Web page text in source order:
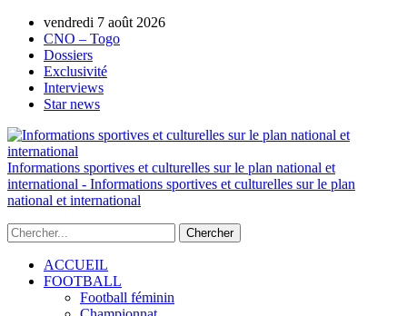
vendredi 7 août 2026
CNO – Togo
Dossiers
Exclusivité
Interviews
Star news
Informations sportives et culturelles sur le plan national et
international - Informations sportives et culturelles sur le plan
national et international
ACCUEIL
FOOTBALL
Football féminin
AUTORISATION DE LA HAAC N°0134/